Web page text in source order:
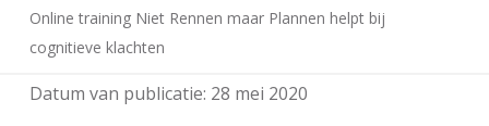
Online training Niet Rennen maar Plannen helpt bij
cognitieve klachten
Datum van publicatie: 28 mei 2020